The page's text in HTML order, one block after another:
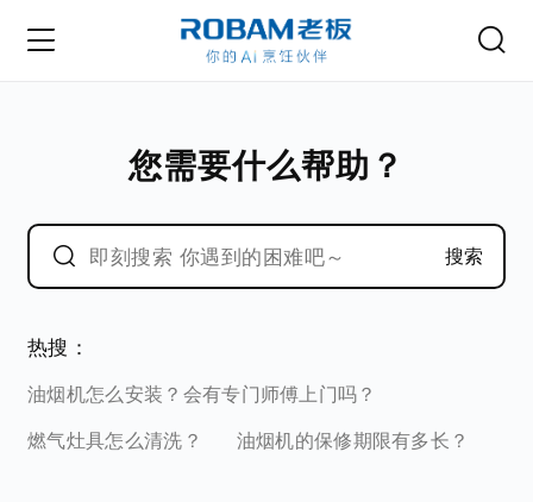
您需要什么帮助？
搜索
热搜：
油烟机怎么安装？会有专门师傅上门吗？
燃气灶具怎么清洗？
油烟机的保修期限有多长？